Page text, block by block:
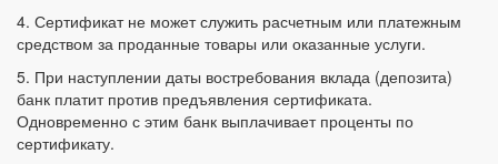
4. Сертификат не может служить расчетным или платежным
средством за проданные товары или оказанные услуги.
5. При наступлении даты востребования вклада (депозита)
банк платит против предъявления сертификата.
Одновременно с этим банк выплачивает проценты по
сертификату.